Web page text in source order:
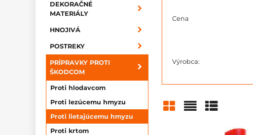
Cena
Výrobca:
Zoznam
Tabuľka
DEKORAČNÉ
MATERIÁLY
HNOJIVÁ
POSTREKY
PRÍPRAVKY PROTI
ŠKODCOM
Proti hlodavcom
Proti lezúcemu hmyzu
Proti lietajúcemu hmyzu
Proti krtom